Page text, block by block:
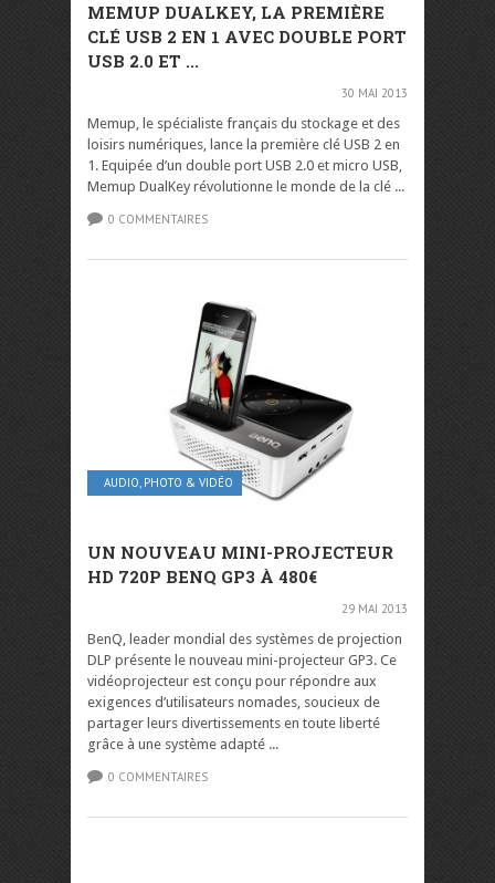
MEMUP DUALKEY, LA PREMIÈRE
CLÉ USB 2 EN 1 AVEC DOUBLE PORT
USB 2.0 ET ...
30 MAI 2013
Memup, le spécialiste français du stockage et des
loisirs numériques, lance la première clé USB 2 en
1. Equipée d’un double port USB 2.0 et micro USB,
Memup DualKey révolutionne le monde de la clé ...
0 COMMENTAIRES
AUDIO, PHOTO & VIDÉO
UN NOUVEAU MINI-PROJECTEUR
HD 720P BENQ GP3 À 480€
29 MAI 2013
BenQ, leader mondial des systèmes de projection
DLP présente le nouveau mini-projecteur GP3. Ce
vidéoprojecteur est conçu pour répondre aux
exigences d’utilisateurs nomades, soucieux de
partager leurs divertissements en toute liberté
grâce à une système adapté ...
0 COMMENTAIRES